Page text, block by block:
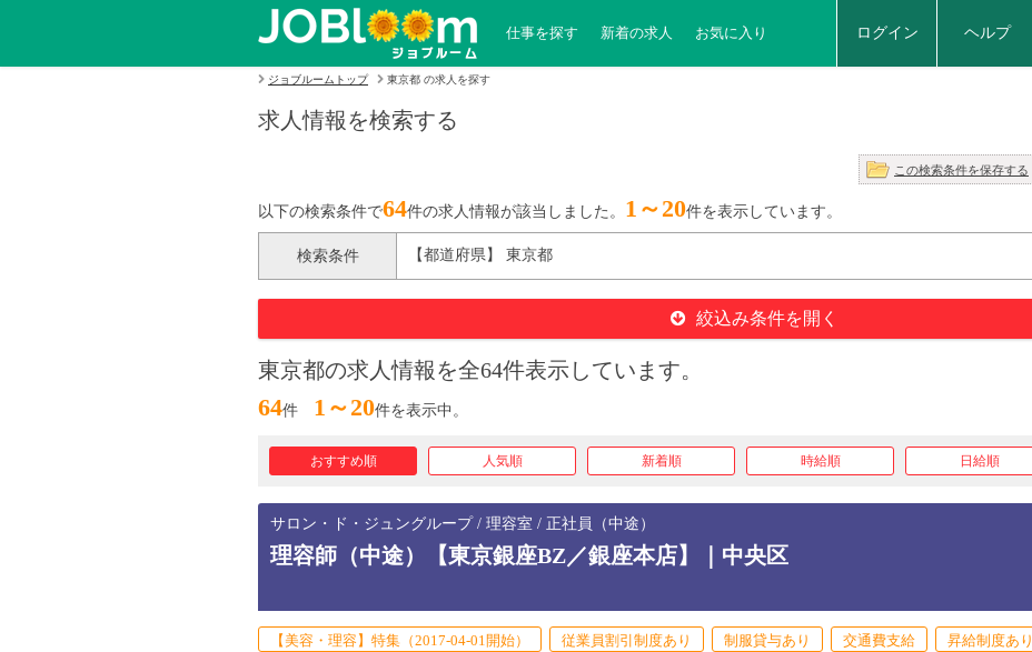
仕事を探す 新着の求人 お気に入り ログイン ヘルプ
ジョブルームトップ 東京都 の求人を探す
求人情報を検索する
この検索条件を保存する
以下の検索条件で64件の求人情報が該当しました。 1～20件を表示しています。
検索条件 【都道府県】 東京都
絞込み条件を開く
東京都の求人情報を全64件表示しています。
64件 1～20件を表示中。
おすすめ順 人気順 新着順 時給順 日給順
サロン・ド・ジュングループ / 理容室 / 正社員（中途）
理容師（中途）【東京銀座BZ／銀座本店】｜中央区
【美容・理容】特集（2017-04-01開始） 従業員割引制度あり 制服貸与あり 交通費支給 昇給制度あり